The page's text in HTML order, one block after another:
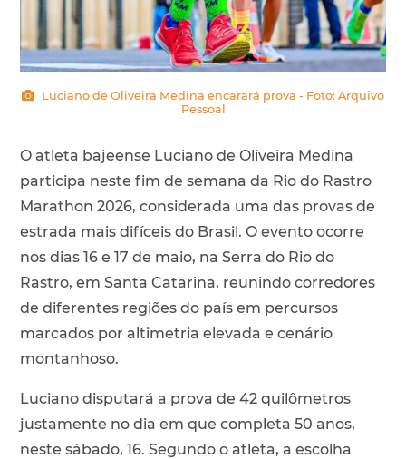
Luciano de Oliveira Medina encarará prova - Foto: Arquivo
Pessoal
O atleta bajeense Luciano de Oliveira Medina
participa neste fim de semana da Rio do Rastro
Marathon 2026, considerada uma das provas de
estrada mais difíceis do Brasil. O evento ocorre
nos dias 16 e 17 de maio, na Serra do Rio do
Rastro, em Santa Catarina, reunindo corredores
de diferentes regiões do país em percursos
marcados por altimetria elevada e cenário
montanhoso.
Luciano disputará a prova de 42 quilômetros
justamente no dia em que completa 50 anos,
neste sábado, 16. Segundo o atleta, a escolha